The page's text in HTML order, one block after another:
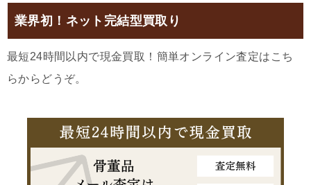
業界初！ネット完結型買取り
最短24時間以内で現金買取！簡単オンライン査定はこち
らからどうぞ。